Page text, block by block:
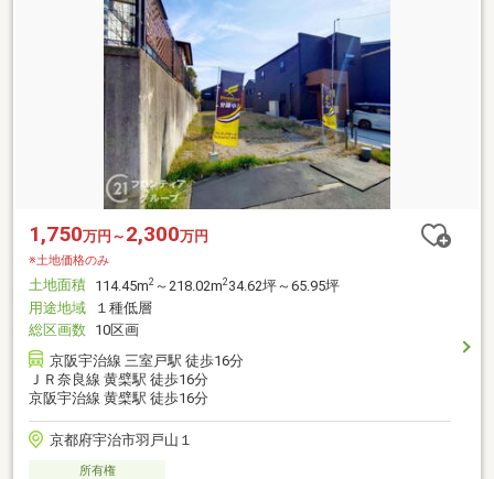
1,750万円～ 2,300万円
※土地価格のみ
土地面積 114.45m2 ～218.02m234.62坪～65.95坪
用途地域
１種低層
総区画数 10区画
京阪宇治線 三室戸駅 徒歩16分
ＪＲ奈良線 黄檗駅 徒歩16分
京阪宇治線 黄檗駅 徒歩16分
京都府宇治市羽戸山１
所有権